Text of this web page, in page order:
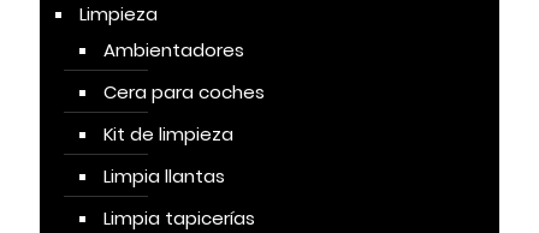
Limpieza
Ambientadores
Cera para coches
Kit de limpieza
Limpia llantas
Limpia tapicerías